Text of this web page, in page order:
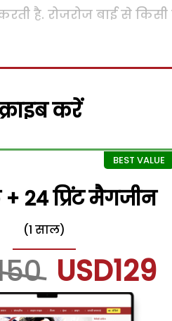
है. रोजरोज बाई से
करें
24 प्रिंट मैगजीन
(1 साल)
USD129